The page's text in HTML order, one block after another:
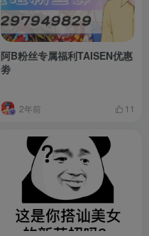
阿B粉丝专属福利TAISEN优惠
劵
2年前 11